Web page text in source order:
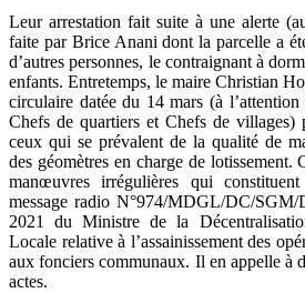
Leur arrestation fait suite à une alerte
faite par Brice Anani dont la parcelle a
d’autres personnes, le contraignant à
enfants. Entretemps, le maire Christian
circulaire datée du 14 mars (à l’attention
Chefs de quartiers et Chefs de villages)
ceux qui se prévalent de la qualité de
des géomètres en charge de lotissement.
manœuvres irrégulières qui
message radio N°974/MDGL/DC/
2021 du Ministre de la
Locale relative à l’assainissement des
aux fonciers communaux. Il en appelle à
actes.